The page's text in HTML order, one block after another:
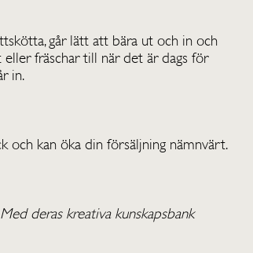
går lätt att bära ut och in och
fräschar till när det är dags för
in.
och kan öka din försäljning nämnvärt.
deras kreativa kunskapsbank